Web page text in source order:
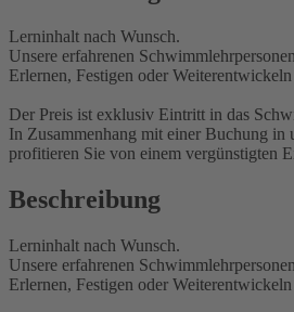
Lerninhalt nach Wunsch.
Unsere erfahrenen
Erlernen, Festigen oder
Der Preis ist exklusiv Eintritt in das
In Zusammenhang mit einer Buchung in
profitieren Sie von einem vergünstigten
Beschreibung
Lerninhalt nach Wunsch.
Unsere erfahrenen
Erlernen, Festigen oder